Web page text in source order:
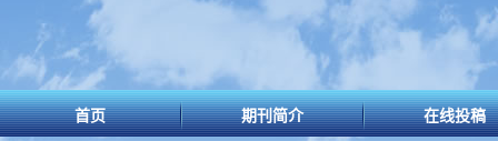
首页 期刊简介 在线投稿